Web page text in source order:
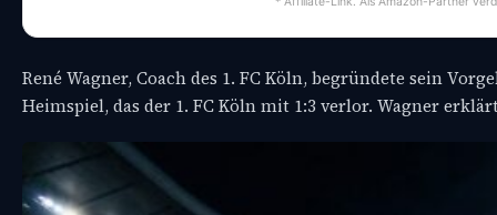
René Wagner, Coach des 1. FC Köln, begründete sein
Heimspiel, das der 1. FC Köln mit 1:3 verlor. Wagner